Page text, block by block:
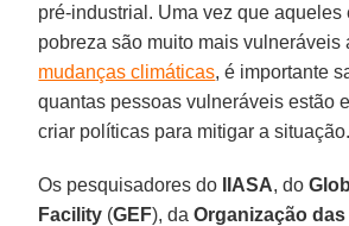
pré-industrial. Uma vez que aqueles
pobreza são muito mais vulneráveis
mudanças climáticas, é importante
quantas pessoas vulneráveis estão
criar políticas para mitigar a situação.
Os pesquisadores do IIASA, do
Facility (GEF), daOrganização